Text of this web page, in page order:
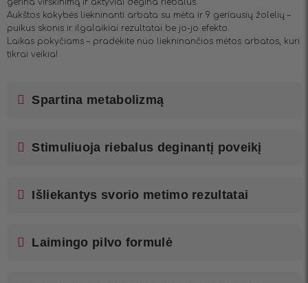
Aukštos kokybės liekninanti arbata su mėta ir 9 geriausių žolelių –
puikus skonis ir ilgalaikiai rezultatai be jo-jo efekto.
Laikas pokyčiams – pradėkite nuo liekninančios mėtos arbatos, kuri
tikrai veikia!
Spartina metabolizmą
Stimuliuoja riebalus deginantį poveikį
Išliekantys svorio metimo rezultatai
Laimingo pilvo formulė